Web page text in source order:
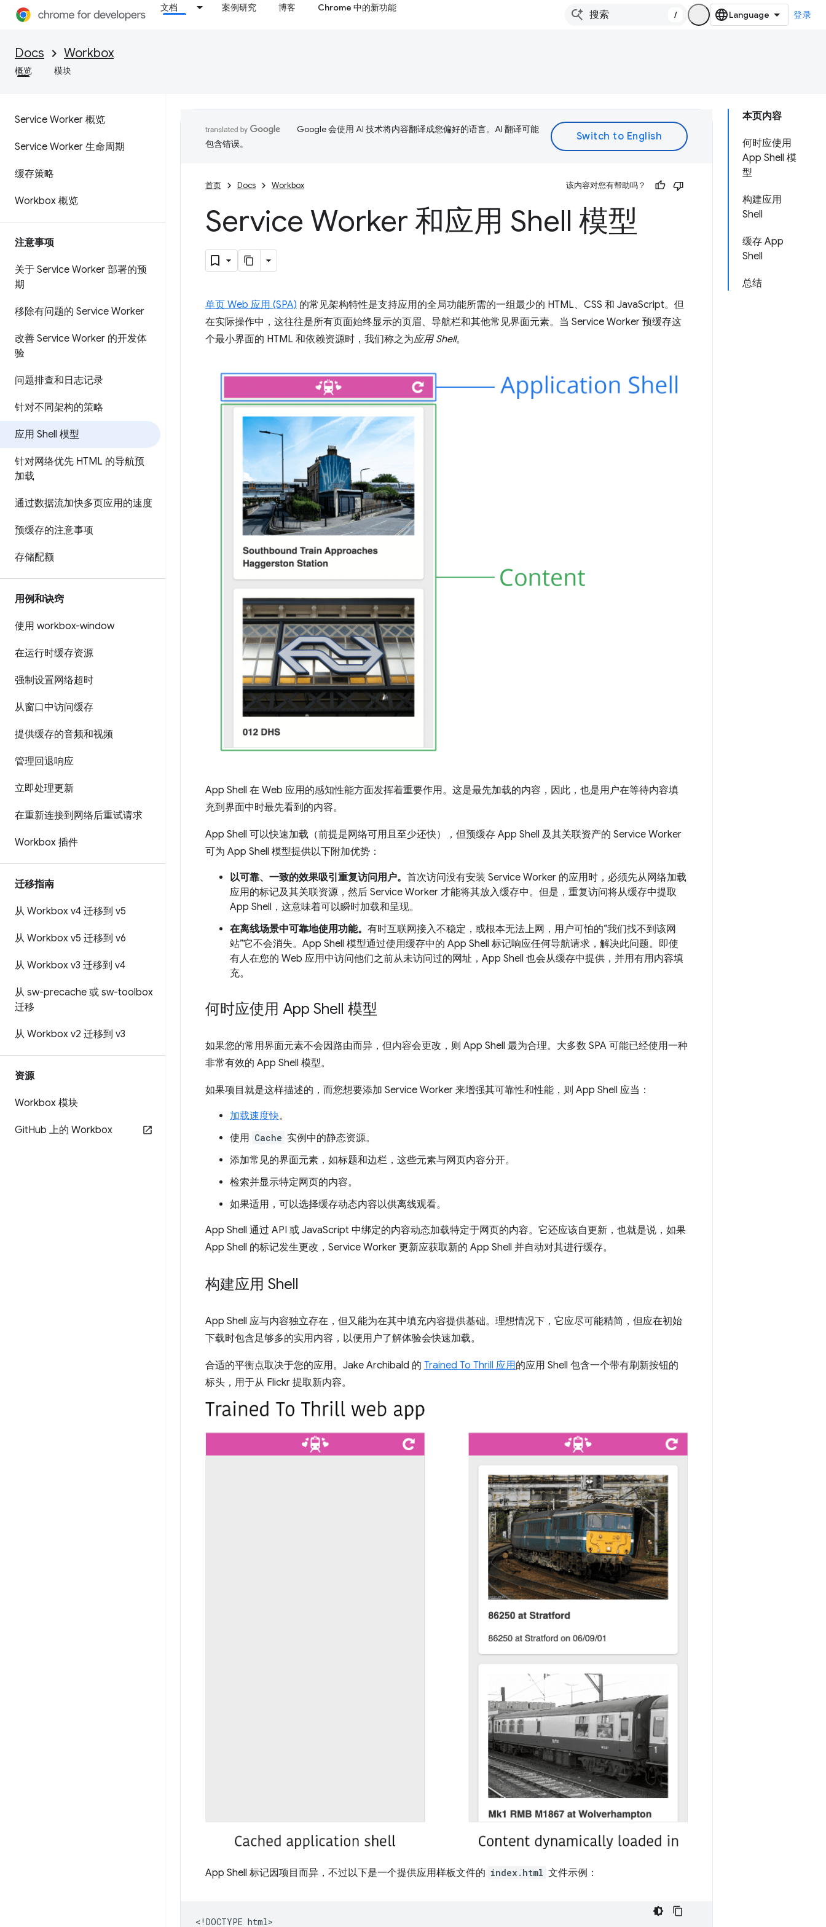
文档 案例研究 博客 Chrome 中的新功能
/ 登录
Docs Workbox
概览 模块
Service Worker 概览
Service Worker 生命周期
缓存策略
Workbox 概览
注意事项
关于 Service Worker 部署的预
期
移除有问题的 Service Worker
改善 Service Worker 的开发体
验
问题排查和日志记录
针对不同架构的策略
应用 Shell 模型
针对网络优先 HTML 的导航预
加载
通过数据流加快多页应用的速度
预缓存的注意事项
存储配额
用例和诀窍
使用 workbox-window
在运行时缓存资源
强制设置网络超时
从窗口中访问缓存
提供缓存的音频和视频
管理回退响应
立即处理更新
在重新连接到网络后重试请求
Workbox 插件
迁移指南
从 Workbox v4 迁移到 v5
从 Workbox v5 迁移到 v6
从 Workbox v3 迁移到 v4
从 sw-precache 或 sw-toolbox
迁移
从 Workbox v2 迁移到 v3
资源
Workbox 模块
GitHub 上的 Workbox
本页内容
何时应使用
App Shell 模
型
构建应用
Shell
缓存 App
Shell
总结
Google 会使用 AI 技术将内容翻译成您偏好的语言。AI 翻译可能
包含错误。
首页 Docs Workbox 该内容对您有帮助吗？
Service Worker 和应用 Shell 模型
单页 Web 应用 (SPA) 的常见架构特性是支持应用的全局功能所需的一组最少的 HTML、CSS 和 JavaScript。但
在实际操作中，这往往是所有页面始终显示的页眉、导航栏和其他常见界面元素。当 Service Worker 预缓存这
个最小界面的 HTML 和依赖资源时，我们称之为应用 Shell。
App Shell 在 Web 应用的感知性能方面发挥着重要作用。这是最先加载的内容，因此，也是用户在等待内容填
充到界面中时最先看到的内容。
App Shell 可以快速加载（前提是网络可用且至少还快），但预缓存 App Shell 及其关联资产的 Service Worker
可为 App Shell 模型提供以下附加优势：
以可靠、一致的效果吸引重复访问用户。 首次访问没有安装 Service Worker 的应用时，必须先从网络加载
应用的标记及其关联资源，然后 Service Worker 才能将其放入缓存中。但是，重复访问将从缓存中提取
App Shell，这意味着可以瞬时加载和呈现。
在离线场景中可靠地使用功能。 有时互联网接入不稳定，或根本无法上网，用户可怕的“我们找不到该网
站”它不会消失。App Shell 模型通过使用缓存中的 App Shell 标记响应任何导航请求，解决此问题。即使
有人在您的 Web 应用中访问他们之前从未访问过的网址，App Shell 也会从缓存中提供，并用有用内容填
充。
何时应使用 App Shell 模型
如果您的常用界面元素不会因路由而异，但内容会更改，则 App Shell 最为合理。大多数 SPA 可能已经使用一种
非常有效的 App Shell 模型。
如果项目就是这样描述的，而您想要添加 Service Worker 来增强其可靠性和性能，则 App Shell 应当：
加载速度快。
使用 Cache 实例中的静态资源。
添加常见的界面元素，如标题和边栏，这些元素与网页内容分开。
检索并显示特定网页的内容。
如果适用，可以选择缓存动态内容以供离线观看。
App Shell 通过 API 或 JavaScript 中绑定的内容动态加载特定于网页的内容。它还应该自更新，也就是说，如果
App Shell 的标记发生更改，Service Worker 更新应获取新的 App Shell 并自动对其进行缓存。
构建应用 Shell
App Shell 应与内容独立存在，但又能为在其中填充内容提供基础。理想情况下，它应尽可能精简，但应在初始
下载时包含足够多的实用内容，以便用户了解体验会快速加载。
合适的平衡点取决于您的应用。Jake Archibald 的 Trained To Thrill 应用的应用 Shell 包含一个带有刷新按钮的
标头，用于从 Flickr 提取新内容。
App Shell 标记因项目而异，不过以下是一个提供应用样板文件的 index.html 文件示例：
​​<!DOCTYPE html>